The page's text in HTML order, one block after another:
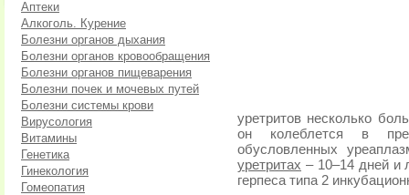
Аптеки
Алкоголь. Курение
Болезни органов дыхания
Болезни органов кровообращения
Болезни органов пищеварения
Болезни почек и мочевых путей
Болезни системы крови
Вирусология
Витамины
Генетика
Гинекология
Гомеопатия
уретритов несколько
он колеблется в
обусловленных
уретритах – 10–14 дней и
герпеса типа 2